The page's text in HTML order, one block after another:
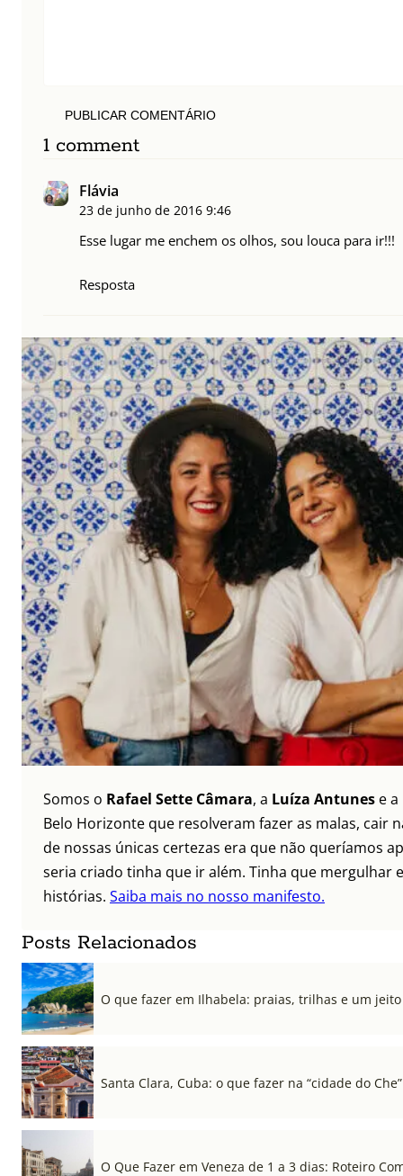
PUBLICAR COMENTÁRIO
1 comment
Flávia
23 de junho de 2016 9:46
Esse lugar me enchem os olhos, sou louca para ir!!!
Resposta
Somos o Rafael Sette Câmara, a Luíza Antunes e a
Belo Horizonte que resolveram fazer as malas, cair
de nossas únicas certezas era que não queríamos
seria criado tinha que ir além. Tinha que mergulhar
histórias. Saiba mais no nosso manifesto.
Posts Relacionados
O que fazer em Ilhabela: praias, trilhas e um
Santa Clara, Cuba: o que fazer na “cidade do Che”
O Que Fazer em Veneza de 1 a 3 dias: Roteiro